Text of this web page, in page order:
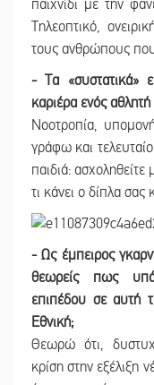
παιχνίδι με την
Τηλεοπτικό,
τους ανθρώπους
- Τα «συστατικά»
καριέρα ενός αθλητή
Νοοτροπία,
γράφω και
παιδιά:
τι κάνει ο δίπλα σας
- Ως έμπειρος
θεωρείς πως
επιπέδου σε αυτή
Εθνική;
Θεωρώ ότι,
κρίση στην εξέλιξη